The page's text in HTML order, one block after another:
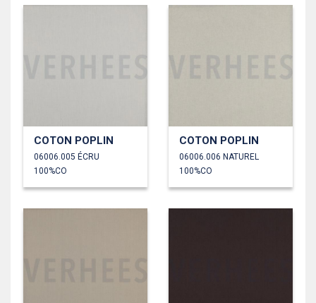
COTON POPLIN
06006.005 ÉCRU
100%CO
COTON POPLIN
06006.006 NATUREL
100%CO